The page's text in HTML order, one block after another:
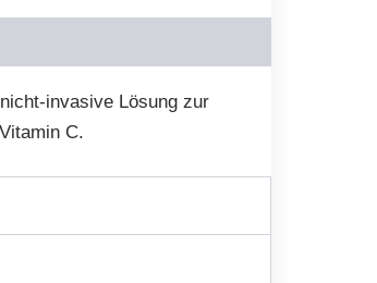
invasive Lösung zur
C.